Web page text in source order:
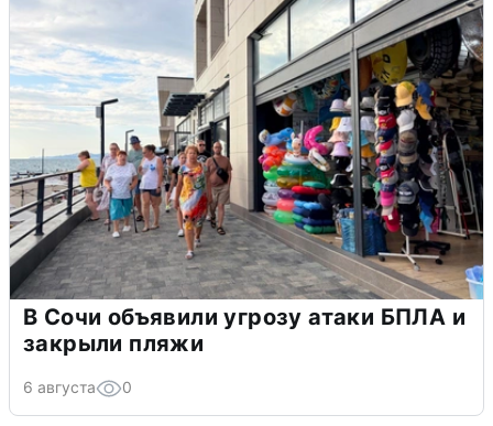
В Сочи объявили угрозу атаки БПЛА и
закрыли пляжи
6 августа 0